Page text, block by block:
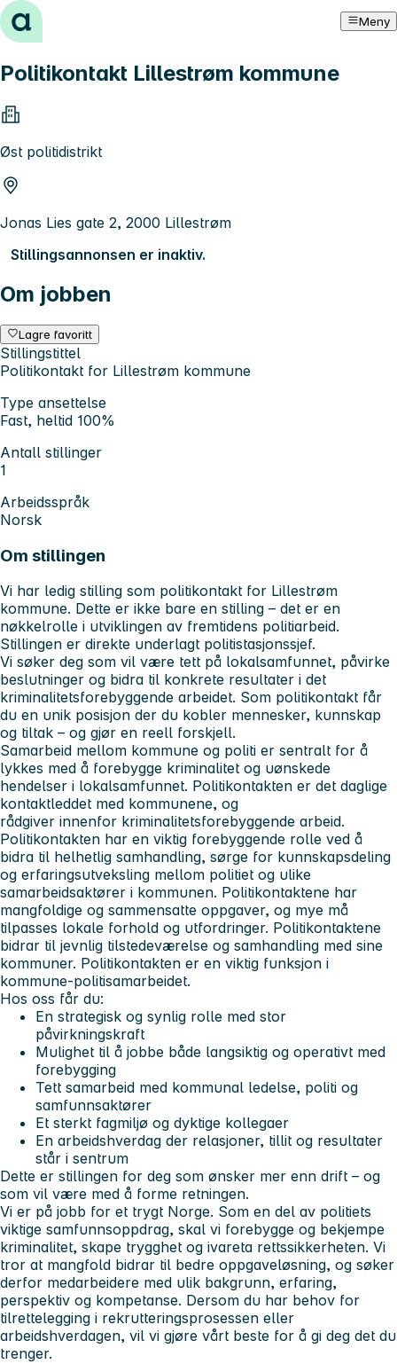
Hopp til innhold Meny
Politikontakt Lillestrøm kommune
Øst politidistrikt
Jonas Lies gate 2, 2000 Lillestrøm
Stillingsannonsen er inaktiv.
Om jobben
Lagre favoritt
Stillingstittel
Politikontakt for Lillestrøm kommune
Type ansettelse
Fast, heltid 100%
Antall stillinger
1
Arbeidsspråk
Norsk
Om stillingen
Vi har ledig stilling som politikontakt for Lillestrøm
kommune. Dette er ikke bare en stilling – det er en
nøkkelrolle i utviklingen av fremtidens politiarbeid.
Stillingen er direkte underlagt politistasjonssjef.
Vi søker deg som vil være tett på lokalsamfunnet, påvirke
beslutninger og bidra til konkrete resultater i det
kriminalitetsforebyggende arbeidet. Som politikontakt får
du en unik posisjon der du kobler mennesker, kunnskap
og tiltak – og gjør en reell forskjell.
Samarbeid mellom kommune og politi er sentralt for å
lykkes med å forebygge kriminalitet og uønskede
hendelser i lokalsamfunnet. Politikontakten er det daglige
kontaktleddet med kommunene, og
rådgiver innenfor kriminalitetsforebyggende arbeid.
Politikontakten har en viktig forebyggende rolle ved å
bidra til helhetlig samhandling, sørge for kunnskapsdeling
og erfaringsutveksling mellom politiet og ulike
samarbeidsaktører i kommunen. Politikontaktene har
mangfoldige og sammensatte oppgaver, og mye må
tilpasses lokale forhold og utfordringer. Politikontaktene
bidrar til jevnlig tilstedeværelse og samhandling med sine
kommuner. Politikontakten er en viktig funksjon i
kommune-politisamarbeidet.
Hos oss får du:
En strategisk og synlig rolle med stor
påvirkningskraft
Mulighet til å jobbe både langsiktig og operativt med
forebygging
Tett samarbeid med kommunal ledelse, politi og
samfunnsaktører
Et sterkt fagmiljø og dyktige kollegaer
En arbeidshverdag der relasjoner, tillit og resultater
står i sentrum
Dette er stillingen for deg som ønsker mer enn drift – og
som vil være med å forme retningen.
Vi er på jobb for et trygt Norge. Som en del av politiets
viktige samfunnsoppdrag, skal vi forebygge og bekjempe
kriminalitet, skape trygghet og ivareta rettssikkerheten. Vi
tror at mangfold bidrar til bedre oppgaveløsning, og søker
derfor medarbeidere med ulik bakgrunn, erfaring,
perspektiv og kompetanse. Dersom du har behov for
tilrettelegging i rekrutteringsprosessen eller
arbeidshverdagen, vil vi gjøre vårt beste for å gi deg det du
trenger.